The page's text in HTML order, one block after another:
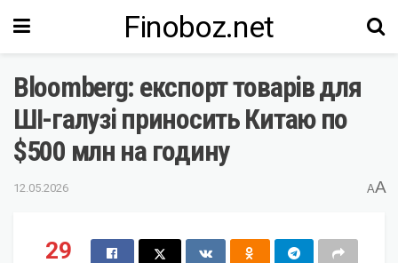
Finoboz.net
Bloomberg: експорт товарів для
ШІ-галузі приносить Китаю по
$500 млн на годину
12.05.2026 AA
29